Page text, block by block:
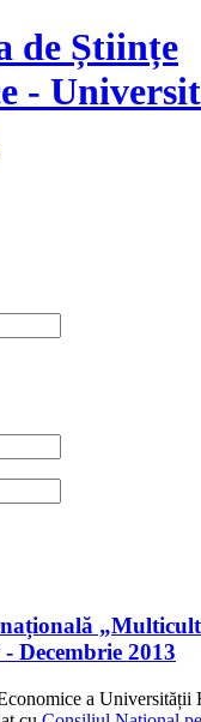
de Științe
-
Decembrie 2013
a Universității